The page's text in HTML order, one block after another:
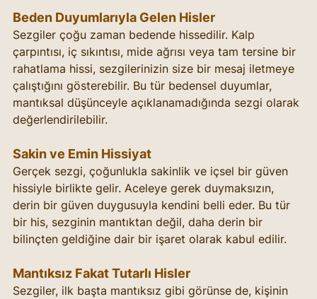
Beden Duyumlarıyla Gelen Hisler
Sezgiler çoğu zaman bedende hissedilir. Kalp
çarpıntısı, iç sıkıntısı, mide ağrısı veya tam tersine bir
rahatlama hissi, sezgilerinizin size bir mesaj iletmeye
çalıştığını gösterebilir. Bu tür bedensel duyumlar,
mantıksal düşünceyle açıklanamadığında sezgi olarak
değerlendirilebilir.
Sakin ve Emin Hissiyat
Gerçek sezgi, çoğunlukla sakinlik ve içsel bir güven
hissiyle birlikte gelir. Aceleye gerek duymaksızın,
derin bir güven duygusuyla kendini belli eder. Bu tür
bir his, sezginin mantıktan değil, daha derin bir
bilinçten geldiğine dair bir işaret olarak kabul edilir.
Mantıksız Fakat Tutarlı Hisler
Sezgiler, ilk başta mantıksız gibi görünse de, kişinin